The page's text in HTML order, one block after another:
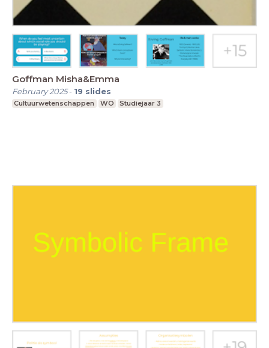
Goffman Misha&Emma
February 2025- 19 slides
Cultuurwetenschappen WO Studiejaar 3